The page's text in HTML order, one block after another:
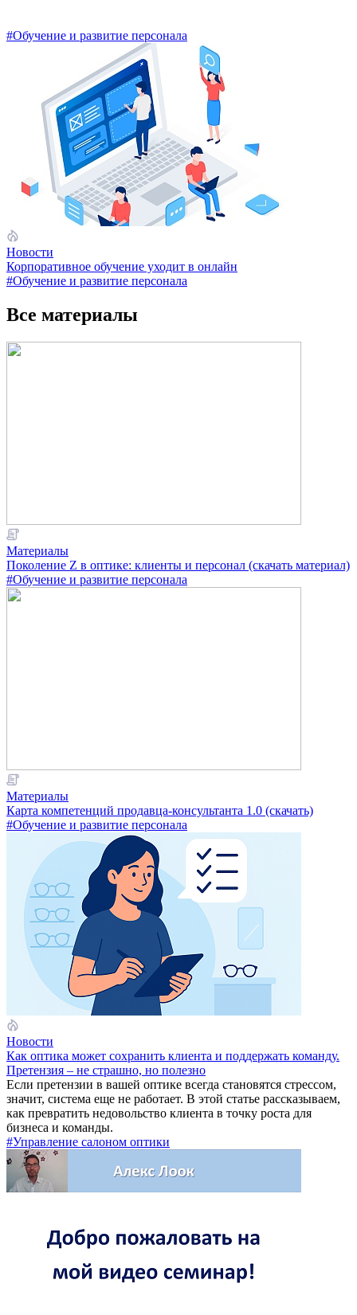
#Обучение и развитие персонала
Новости
Корпоративное обучение уходит в онлайн
#Обучение и развитие персонала
Все материалы
Материалы
Поколение Z в оптике: клиенты и персонал (скачать материал)
#Обучение и развитие персонала
Материалы
Карта компетенций продавца-консультанта 1.0 (скачать)
#Обучение и развитие персонала
Новости
Как оптика может сохранить клиента и поддержать команду.
Претензия – не страшно, но полезно
Если претензии в вашей оптике всегда становятся стрессом,
значит, система еще не работает. В этой статье рассказываем,
как превратить недовольство клиента в точку роста для
бизнеса и команды.
#Управление салоном оптики